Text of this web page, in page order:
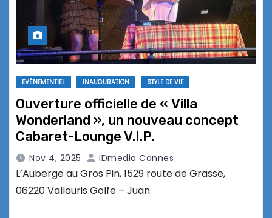
EVÉNEMENTIEL INAUGURATION STYLE DE VIE
Ouverture officielle de « Villa
Wonderland », un nouveau concept
Cabaret-Lounge V.I.P.
Nov 4, 2025 IDmedia Cannes
L’Auberge au Gros Pin, 1529 route de Grasse,
06220 Vallauris Golfe – Juan